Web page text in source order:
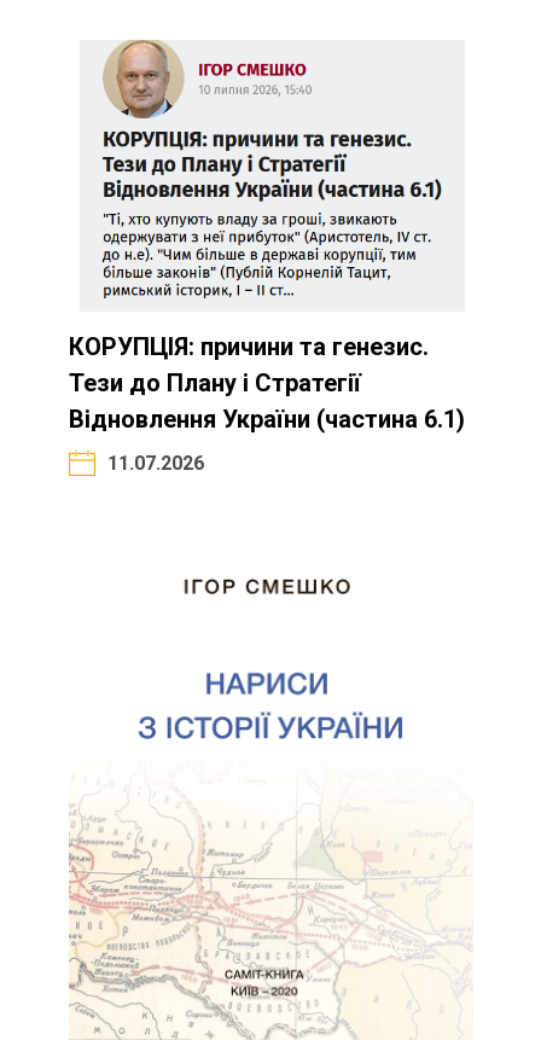
КОРУПЦІЯ: причини та генезис.
Тези до Плану і Стратегії
Відновлення України (частина 6.1)
11.07.2026